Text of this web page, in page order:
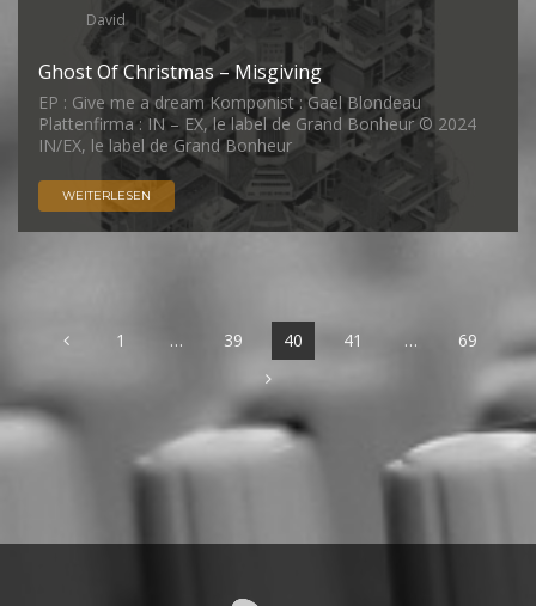
David
Ghost Of Christmas – Misgiving
EP : Give me a dream Komponist : Gael Blondeau
Plattenfirma : IN – EX, le label de Grand Bonheur © 2024
IN/EX, le label de Grand Bonheur
WEITERLESEN
1 … 39 40 41 … 69